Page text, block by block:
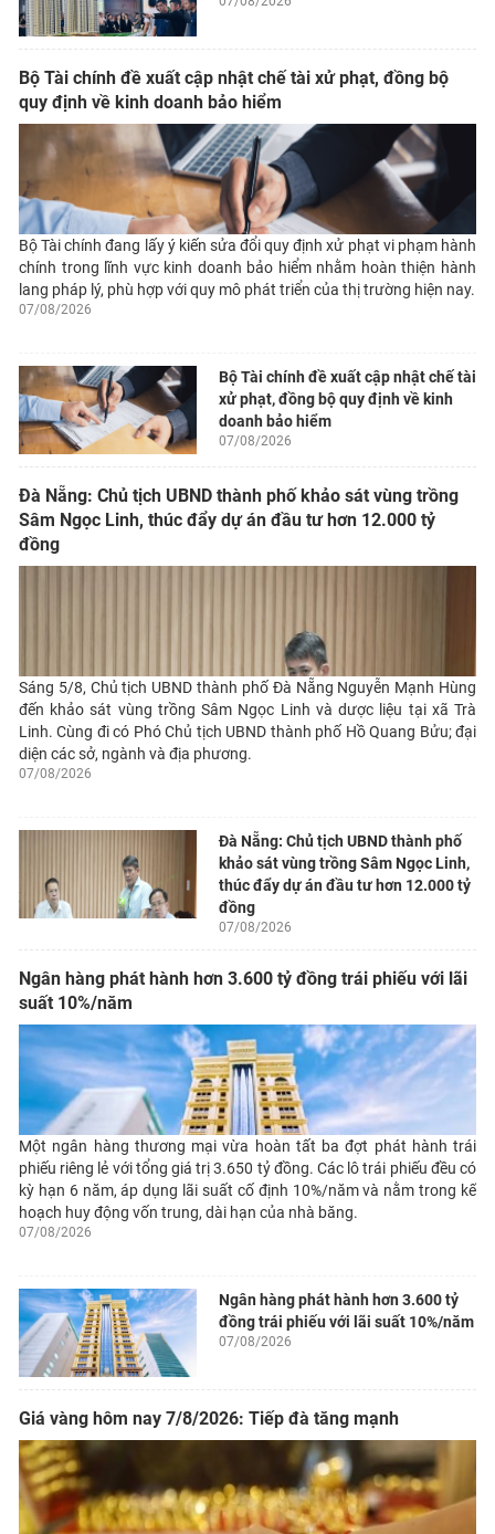
Bộ Tài chính đề xuất cập nhật chế tài xử phạt, đồng bộ
quy định về kinh doanh bảo hiểm
Bộ Tài chính đang lấy ý kiến sửa đổi quy định xử phạt vi phạm hành
chính trong lĩnh vực kinh doanh bảo hiểm nhằm hoàn thiện hành
lang pháp lý, phù hợp với quy mô phát triển của thị trường hiện nay.
07/08/2026
Bộ Tài chính đề xuất cập nhật chế tài
xử phạt, đồng bộ quy định về kinh
doanh bảo hiểm
07/08/2026
Đà Nẵng: Chủ tịch UBND thành phố khảo sát vùng trồng
Sâm Ngọc Linh, thúc đẩy dự án đầu tư hơn 12.000 tỷ
đồng
Sáng 5/8, Chủ tịch UBND thành phố Đà Nẵng Nguyễn Mạnh Hùng
đến khảo sát vùng trồng Sâm Ngọc Linh và dược liệu tại xã Trà
Linh. Cùng đi có Phó Chủ tịch UBND thành phố Hồ Quang Bửu; đại
diện các sở, ngành và địa phương.
07/08/2026
Đà Nẵng: Chủ tịch UBND thành phố
khảo sát vùng trồng Sâm Ngọc Linh,
thúc đẩy dự án đầu tư hơn 12.000 tỷ
đồng
07/08/2026
Ngân hàng phát hành hơn 3.600 tỷ đồng trái phiếu với lãi
suất 10%/năm
Một ngân hàng thương mại vừa hoàn tất ba đợt phát hành trái
phiếu riêng lẻ với tổng giá trị 3.650 tỷ đồng. Các lô trái phiếu đều có
kỳ hạn 6 năm, áp dụng lãi suất cố định 10%/năm và nằm trong kế
hoạch huy động vốn trung, dài hạn của nhà băng.
07/08/2026
Ngân hàng phát hành hơn 3.600 tỷ
đồng trái phiếu với lãi suất 10%/năm
07/08/2026
Giá vàng hôm nay 7/8/2026: Tiếp đà tăng mạnh